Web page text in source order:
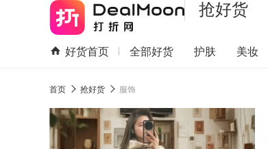
抢好货
好货首页 全部好货 护肤 美妆
首页 抢好货 服饰